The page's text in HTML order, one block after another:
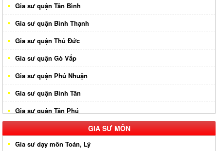
Gia sư quận Tân Bình
Gia sư quận Bình Thạnh
Gia sư quận Thủ Đức
Gia sư quận Gò Vấp
Gia sư quận Phú Nhuận
Gia sư quận Bình Tân
Gia sư quận Tân Phú
Gia sư huyện Hóc Môn
Gia sư huyện Cần Giờ
GIA SƯ MÔN
Gia sư dạy môn Toán, Lý